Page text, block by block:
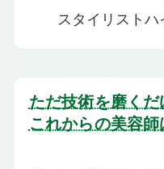
スタイリスト
ただ技術を磨くだ
これからの美容師